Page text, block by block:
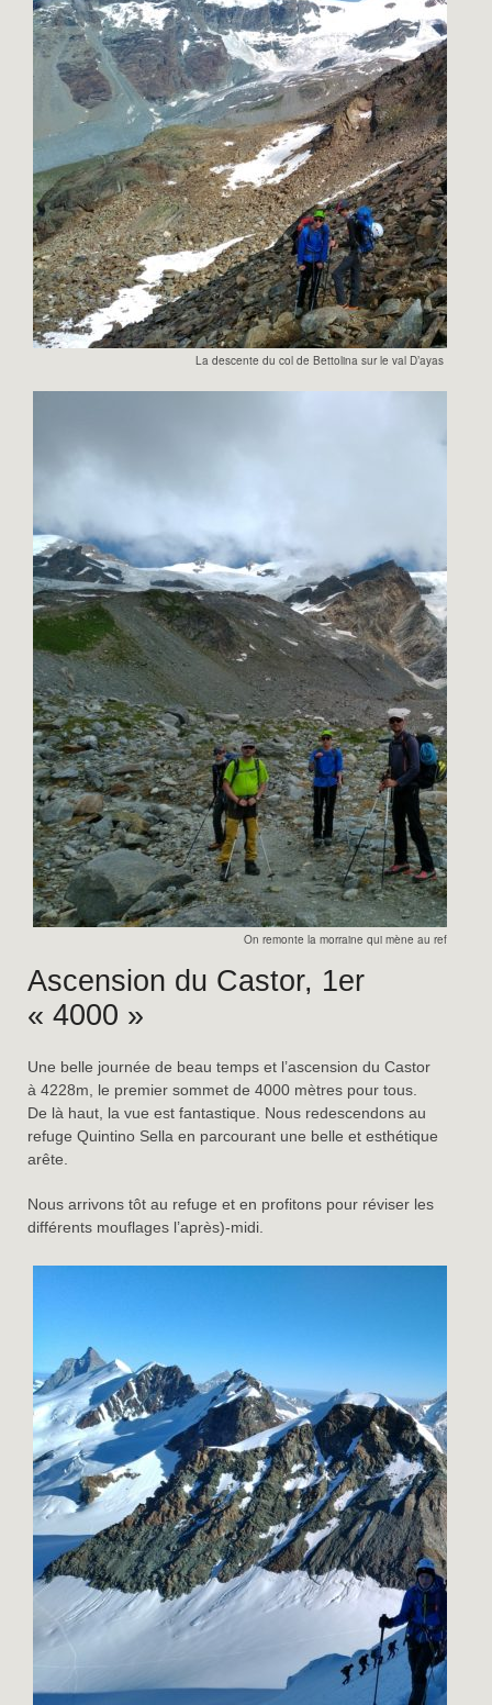
La descente du col de Bettolina sur le val D’ayas avec le
On remonte la morraine qui mène au refuge
Ascension du Castor, 1er
« 4000 »
Une belle journée de beau temps et l’ascension du Castor
à 4228m, le premier sommet de 4000 mètres pour tous.
De là haut, la vue est fantastique. Nous redescendons au
refuge Quintino Sella en parcourant une belle et esthétique
arête.
Nous arrivons tôt au refuge et en profitons pour réviser les
différents mouflages l’après)-midi.